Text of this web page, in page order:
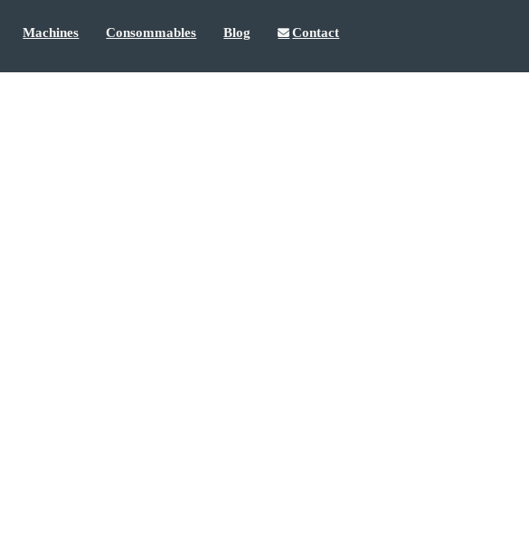
Machines Consommables Blog Contact